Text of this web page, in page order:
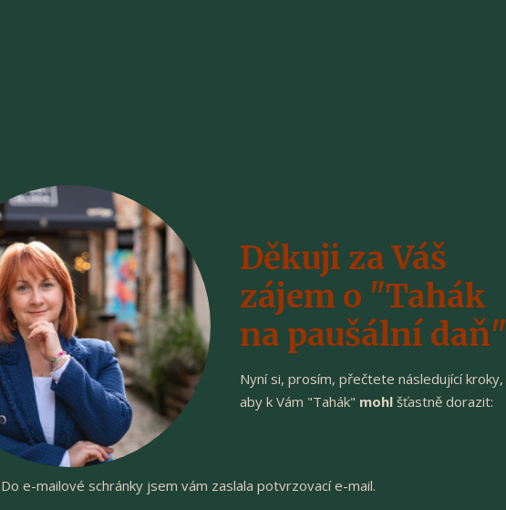
Děkuji za Váš
zájem o "Tahák
na paušální daň"
Nyní si, prosím, přečtete následující kroky,
aby k Vám "Tahák" mohl šťastně dorazit:
Do e-mailové schránky jsem vám zaslala potvrzovací e-mail.